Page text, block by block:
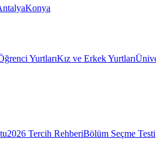
Konya
YurtlarıKız ve Erkek Yurtları
2026 Tercih RehberiBölüm Seçme Testi